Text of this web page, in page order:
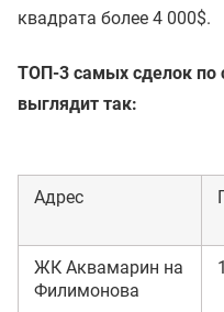
квадрата более 4 000$.
ТОП-3 самых сделок по
выглядит так:
Адрес
ЖК Аквамарин на
Филимонова